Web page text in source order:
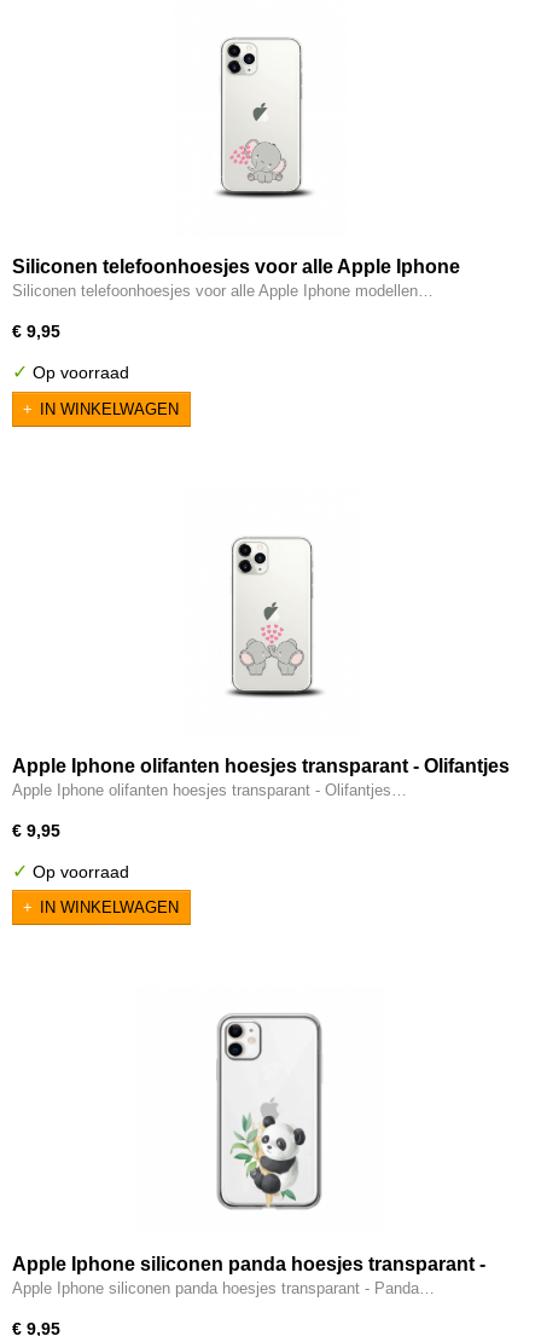
Siliconen telefoonhoesjes voor alle Apple Iphone
modellen transparant Olifantje hartjes
Siliconen telefoonhoesjes voor alle Apple Iphone modellen…
€ 9,95
✓ Op voorraad
IN WINKELWAGEN
Apple Iphone olifanten hoesjes transparant - Olifantjes
hartjes
Apple Iphone olifanten hoesjes transparant - Olifantjes…
€ 9,95
✓ Op voorraad
IN WINKELWAGEN
Apple Iphone siliconen panda hoesjes transparant -
Panda
Apple Iphone siliconen panda hoesjes transparant - Panda…
€ 9,95